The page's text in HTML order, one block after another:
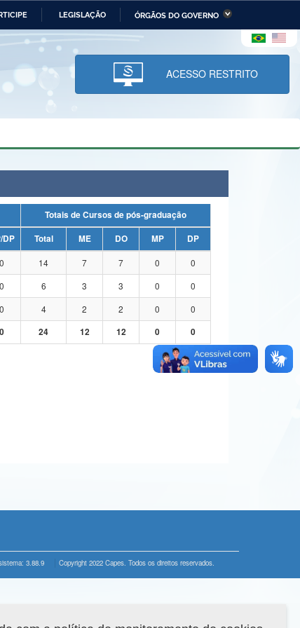
LEGISLAÇÃO ÓRGÃOS DO GOVERNO
da Economia Ministério da Infraestrutura
Ministério da Ciência,
Tecnologia, Inovações e
Comunicações
Humanos
ACESSO RESTRITO
Totais de Cursos de pós-graduação
DP Total ME DO MP
DP
0 14 7 7 0
0
0 6 3 3 0
0
0 4 2 2 0
0
0 24 12 12 0 0
3.88.9 Copyright 2022 Capes. Todos os direitos reservados.